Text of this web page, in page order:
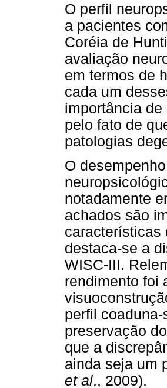
O perfil
a pacientes
Coréia de
avaliação
em termos de
cada um
importância
pelo fato de
patologias
O
notadamente
achados são
características
destaca-se a
WISC-III.
rendimento foi
perfil
preservação
que a
ainda seja um
et al., 2009).